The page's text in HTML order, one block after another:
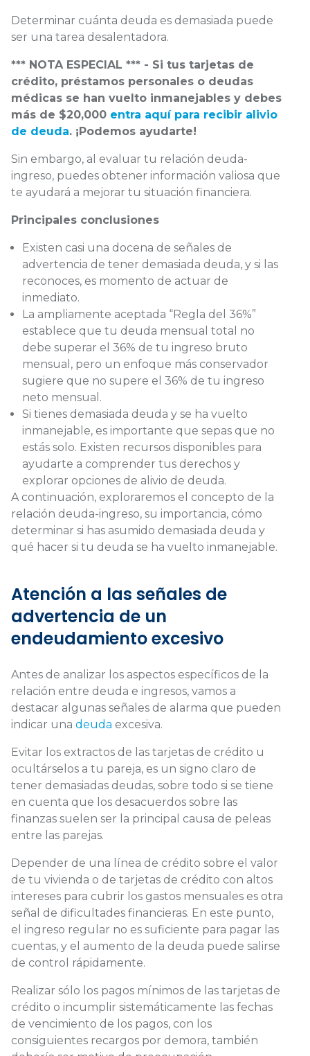
Determinar cuánta deuda es demasiada puede
ser una tarea desalentadora.
*** NOTA ESPECIAL *** - Si tus tarjetas de
crédito, préstamos personales o deudas
médicas se han vuelto inmanejables y debes
más de $20,000 entra aquí para recibir alivio
de deuda. ¡Podemos ayudarte!
Sin embargo, al evaluar tu relación deuda-
ingreso, puedes obtener información valiosa que
te ayudará a mejorar tu situación financiera.
Principales conclusiones
Existen casi una docena de señales de
advertencia de tener demasiada deuda, y si las
reconoces, es momento de actuar de
inmediato.
La ampliamente aceptada “Regla del 36%”
establece que tu deuda mensual total no
debe superar el 36% de tu ingreso bruto
mensual, pero un enfoque más conservador
sugiere que no supere el 36% de tu ingreso
neto mensual.
Si tienes demasiada deuda y se ha vuelto
inmanejable, es importante que sepas que no
estás solo. Existen recursos disponibles para
ayudarte a comprender tus derechos y
explorar opciones de alivio de deuda.
A continuación, exploraremos el concepto de la
relación deuda-ingreso, su importancia, cómo
determinar si has asumido demasiada deuda y
qué hacer si tu deuda se ha vuelto inmanejable.
Atención a las señales de
advertencia de un
endeudamiento excesivo
Antes de analizar los aspectos específicos de la
relación entre deuda e ingresos, vamos a
destacar algunas señales de alarma que pueden
indicar una deuda excesiva.
Evitar los extractos de las tarjetas de crédito u
ocultárselos a tu pareja, es un signo claro de
tener demasiadas deudas, sobre todo si se tiene
en cuenta que los desacuerdos sobre las
finanzas suelen ser la principal causa de peleas
entre las parejas.
Depender de una línea de crédito sobre el valor
de tu vivienda o de tarjetas de crédito con altos
intereses para cubrir los gastos mensuales es otra
señal de dificultades financieras. En este punto,
el ingreso regular no es suficiente para pagar las
cuentas, y el aumento de la deuda puede salirse
de control rápidamente.
Realizar sólo los pagos mínimos de las tarjetas de
crédito o incumplir sistemáticamente las fechas
de vencimiento de los pagos, con los
consiguientes recargos por demora, también